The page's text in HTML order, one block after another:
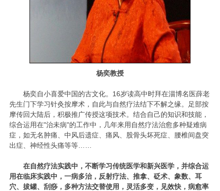
杨奕教授
杨奕自小喜爱中国的古文化。16岁读高中时拜在淄博名医薛老
先生门下学习针灸按摩术，自此与自然疗法结下不解之缘。足部按
摩传回大陆后，积极推广传授这项技术。结合自己的知识和技能，
综合运用在"治未病"的工作中，几年来用自然疗法治愈多种疑难病
症，如无名肿痛、中风后遗症、痛风、股骨头坏死症、腰椎间盘突
出症、神经性头痛等等……
在自然疗法实践中，不断学习传统医学和新兴医学，并综合运
用在临床实践中，一病多治，反射疗法、推拿、砭术、象数、耳
穴、拔罐、刮痧，多种方法交替使用，灵活多变，见效快，病愈率